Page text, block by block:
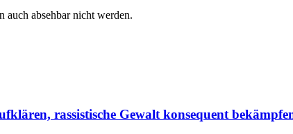
auch absehbar nicht werden.
rassistische Gewalt konsequent